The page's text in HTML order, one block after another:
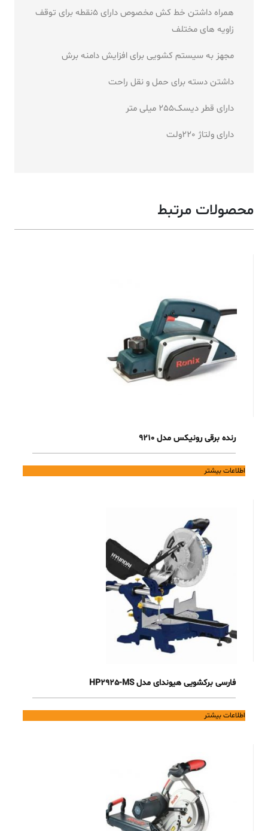
همراه داشتن خط کش مخصوص دارای 5نقطه برای توقف
زاویه های مختلف
مجهز به سیستم کشویی برای افزایش دامنه برش
داشتن دسته برای حمل و نقل راحت
دارای قطر دیسک255 میلی متر
دارای ولتاژ 220ولت
محصولات مرتبط
رنده برقی رونیکس مدل 9210
اطلاعات بیشتر
فارسی برکشویی هیوندای مدل HP2925-MS
اطلاعات بیشتر